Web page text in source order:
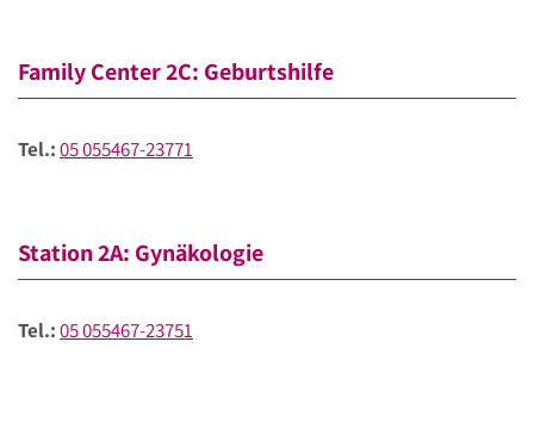
Family Center 2C: Geburtshilfe
Tel.:05 055467-23771
Station 2A: Gynäkologie
Tel.:05 055467-23751